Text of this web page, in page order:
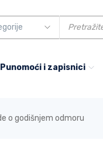
i zapisnici
o godišnjem odmoru